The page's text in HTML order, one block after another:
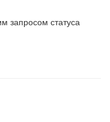
запросом статуса